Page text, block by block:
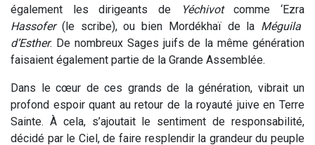
également les dirigeants de
Yéchivotcomme ‘Ezra
Hassofer(le scribe), ou bien Mordékhaï de la Méguila
d’Esther. De nombreux Sages juifs de la même génération
faisaient également partie de la Grande Assemblée.
Dans le cœur de ces grands de la génération, vibrait un
profond espoir quant au retour de la royauté juive en Terre
Sainte. À cela, s’ajoutait le sentiment de responsabilité,
décidé par le Ciel, de faire resplendir la grandeur du peuple